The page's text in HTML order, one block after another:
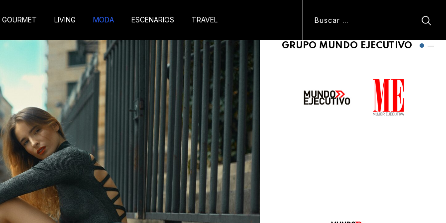
GOURMET LIVING MODA ESCENARIOS TRAVEL
GRUPO MUNDO EJECUTIVO